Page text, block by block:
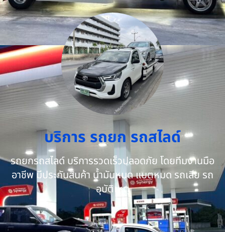
บริการ รถยก รถสไลด์
รถยกรถสไลด์ บริการรวดเร็วปลอดภัย โดยทีมงานมือ
อาชีพ มีประกันสินค้า น้ำมันหมด แบตหมด รถเสีย รถ
อุบัติเหตุ